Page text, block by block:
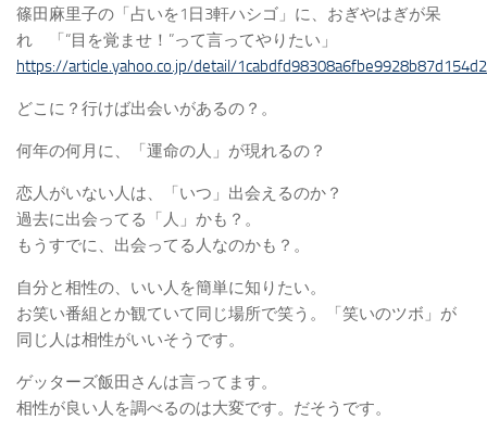
篠田麻里子の「占いを1日3軒ハシゴ」に、おぎやはぎが呆
れ 「“目を覚ませ！”って言ってやりたい」
https://article.yahoo.co.jp/detail/
どこに？行けば出会いがあるの？。
何年の何月に、「運命の人」が現れるの？
恋人がいない人は、「いつ」出会えるのか？
過去に出会ってる「人」かも？。
もうすでに、出会ってる人なのかも？。
自分と相性の、いい人を簡単に知りたい。
お笑い番組とか観ていて同じ場所で笑う。「笑いのツボ」が
同じ人は相性がいいそうです。
ゲッターズ飯田さんは言ってます。
相性が良い人を調べるのは大変です。だそうです。